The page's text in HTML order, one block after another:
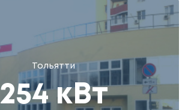
Тольятти
254 кВт